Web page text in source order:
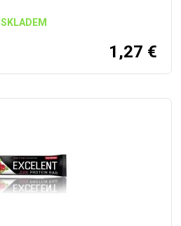
SKLADEM
1,27 €